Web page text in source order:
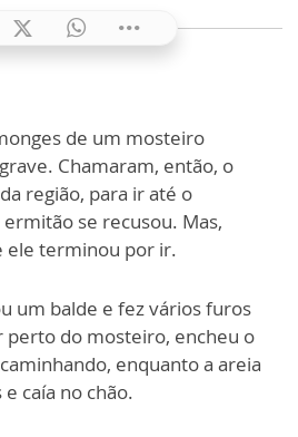
de um mosteiro
Chamaram, então, o
região, para ir até o
se recusou. Mas,
ele terminou por ir.
um balde e fez vários furos
perto do mosteiro, encheu o
enquanto a areia
caía no chão.